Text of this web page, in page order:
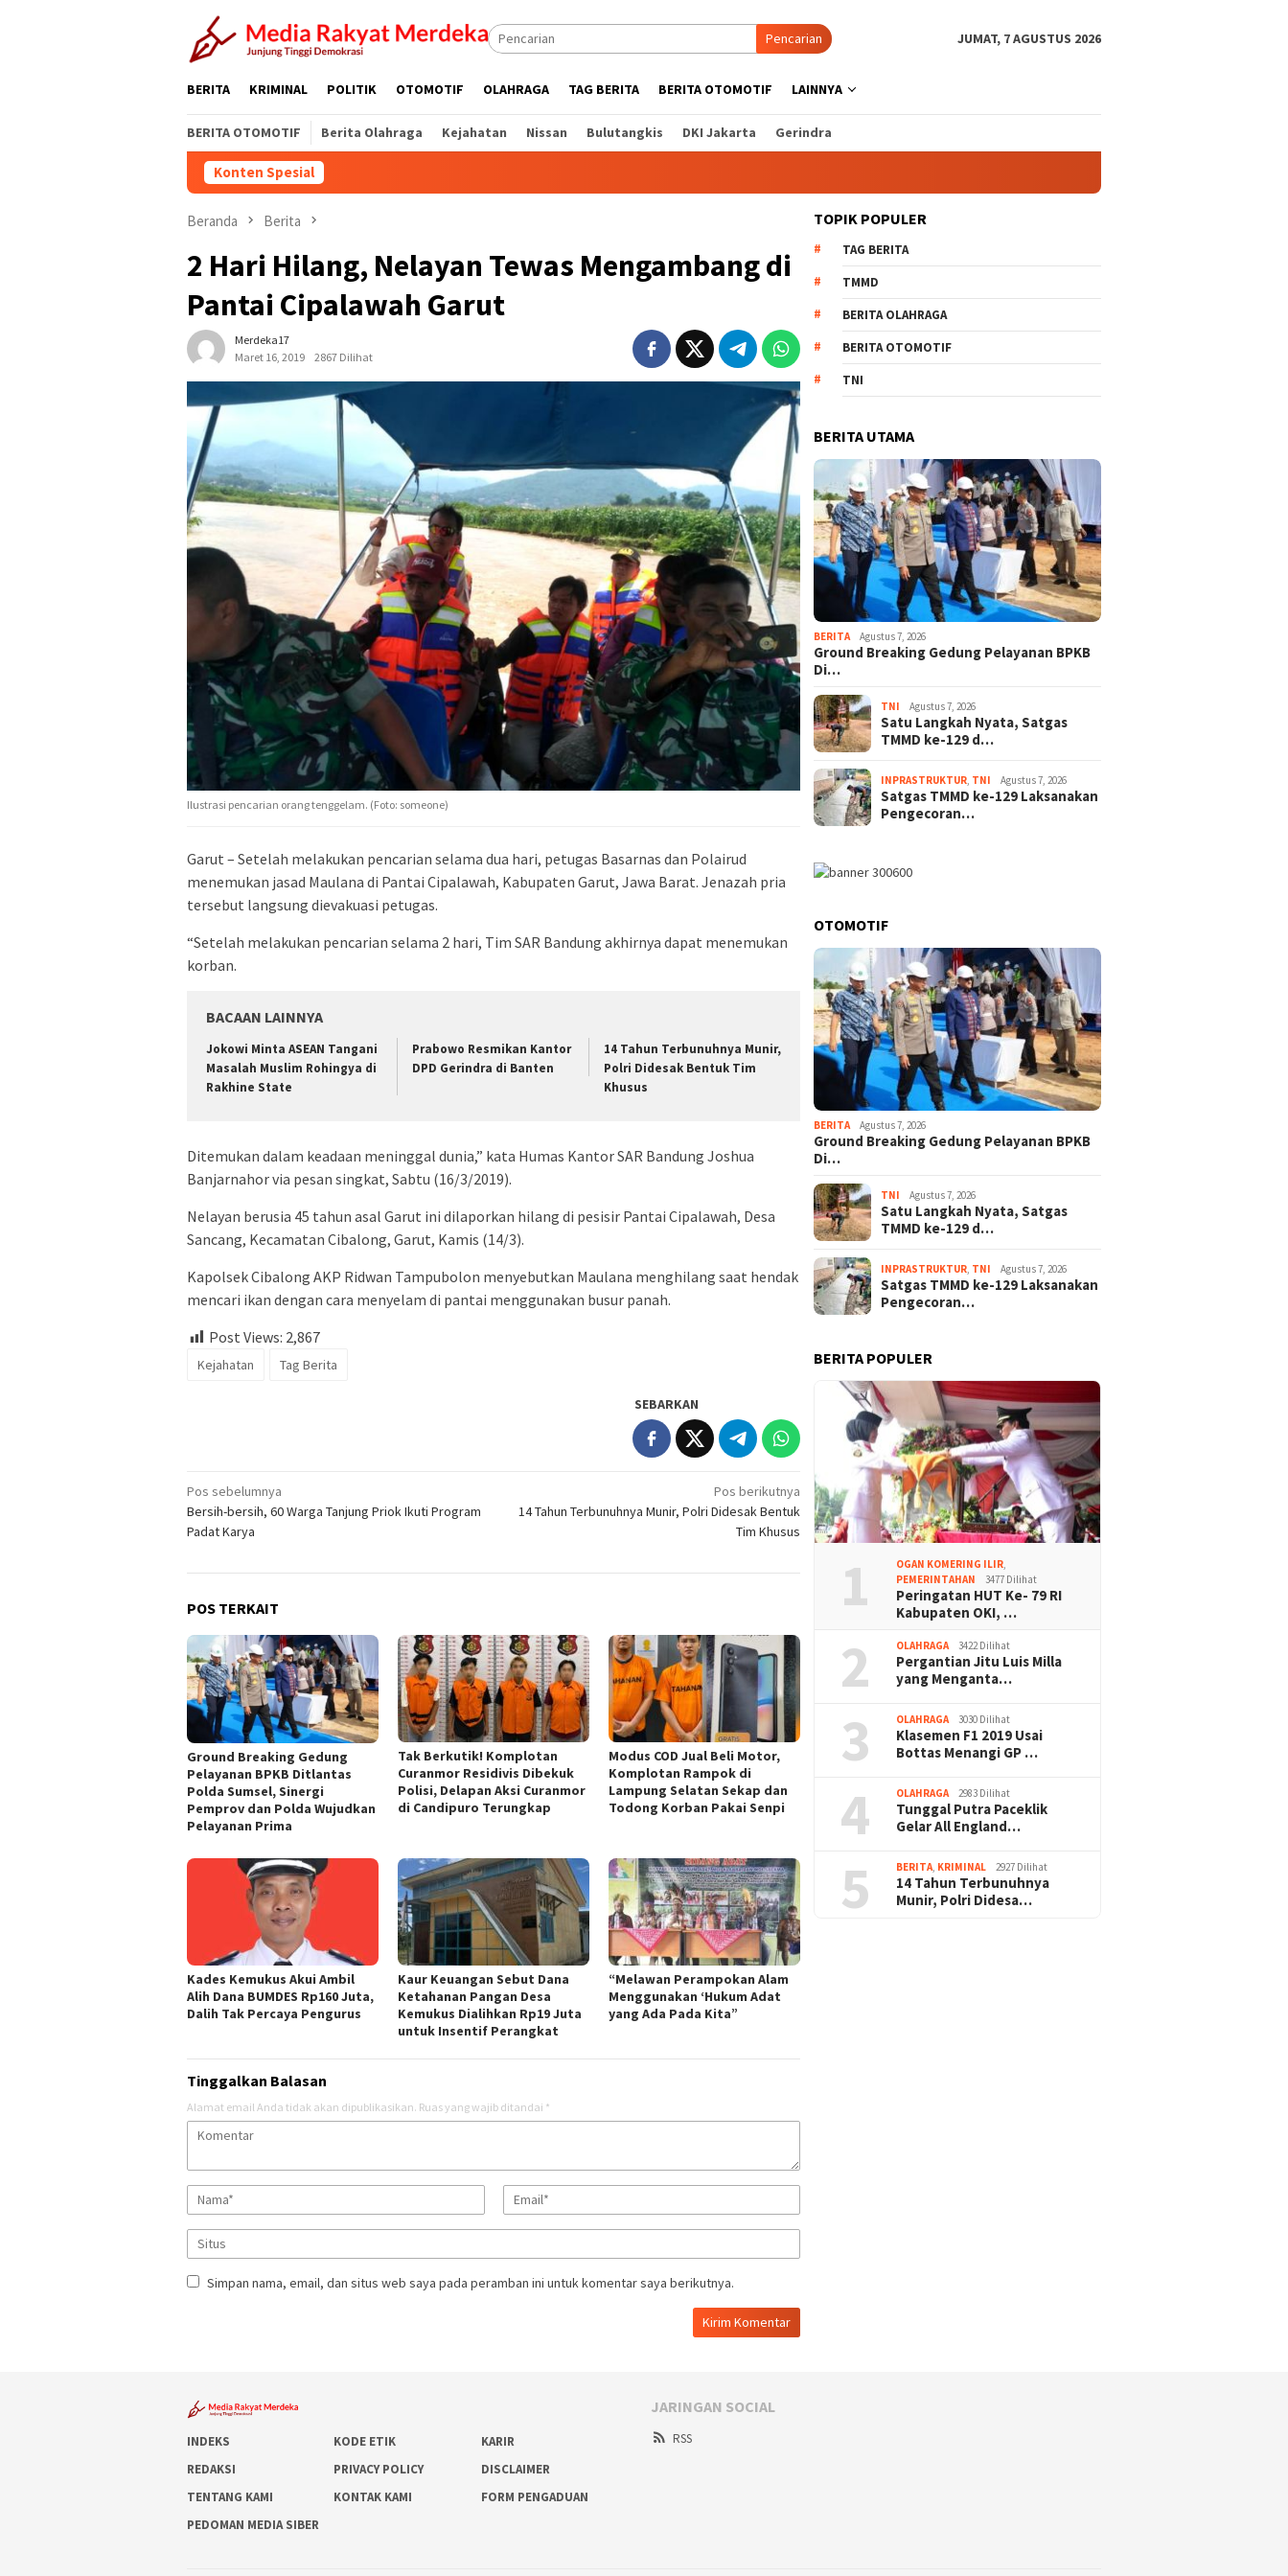
Pencarian JUMAT, 7 AGUSTUS 2026
BERITA KRIMINAL POLITIK OTOMOTIF OLAHRAGA TAG BERITA BERITA OTOMOTIF LAINNYA
BERITA OTOMOTIF Berita Olahraga Kejahatan Nissan Bulutangkis DKI Jakarta Gerindra
Konten Spesial
Beranda Berita
2 Hari Hilang, Nelayan Tewas Mengambang di
Pantai Cipalawah Garut
Merdeka17
Maret 16, 2019
2867 Dilihat
Ilustrasi pencarian orang tenggelam. (Foto: someone)
Garut – Setelah melakukan pencarian selama dua hari, petugas Basarnas dan Polairud
menemukan jasad Maulana di Pantai Cipalawah, Kabupaten Garut, Jawa Barat. Jenazah pria
tersebut langsung dievakuasi petugas.
“Setelah melakukan pencarian selama 2 hari, Tim SAR Bandung akhirnya dapat menemukan
korban.
BACAAN LAINNYA
Jokowi Minta ASEAN Tangani
Masalah Muslim Rohingya di
Rakhine State
Prabowo Resmikan Kantor
DPD Gerindra di Banten
14 Tahun Terbunuhnya Munir,
Polri Didesak Bentuk Tim
Khusus
Ditemukan dalam keadaan meninggal dunia,” kata Humas Kantor SAR Bandung Joshua
Banjarnahor via pesan singkat, Sabtu (16/3/2019).
Nelayan berusia 45 tahun asal Garut ini dilaporkan hilang di pesisir Pantai Cipalawah, Desa
Sancang, Kecamatan Cibalong, Garut, Kamis (14/3).
Kapolsek Cibalong AKP Ridwan Tampubolon menyebutkan Maulana menghilang saat hendak
mencari ikan dengan cara menyelam di pantai menggunakan busur panah.
Post Views: 2,867
Kejahatan Tag Berita
SEBARKAN
Navigasi
pos
Pos sebelumnya
Bersih-bersih, 60 Warga Tanjung Priok Ikuti Program
Padat Karya
Pos berikutnya
14 Tahun Terbunuhnya Munir, Polri Didesak Bentuk
Tim Khusus
POS TERKAIT
Ground Breaking Gedung
Pelayanan BPKB Ditlantas
Polda Sumsel, Sinergi
Pemprov dan Polda Wujudkan
Pelayanan Prima
Tak Berkutik! Komplotan
Curanmor Residivis Dibekuk
Polisi, Delapan Aksi Curanmor
di Candipuro Terungkap
Modus COD Jual Beli Motor,
Komplotan Rampok di
Lampung Selatan Sekap dan
Todong Korban Pakai Senpi
Kades Kemukus Akui Ambil
Alih Dana BUMDES Rp160 Juta,
Dalih Tak Percaya Pengurus
Kaur Keuangan Sebut Dana
Ketahanan Pangan Desa
Kemukus Dialihkan Rp19 Juta
untuk Insentif Perangkat
“Melawan Perampokan Alam
Menggunakan ‘Hukum Adat
yang Ada Pada Kita”
Tinggalkan Balasan
Alamat email Anda tidak akan dipublikasikan. Ruas yang wajib ditandai *
Simpan nama, email, dan situs web saya pada peramban ini untuk komentar saya berikutnya.
TOPIK POPULER
TAG BERITA
TMMD
BERITA OLAHRAGA
BERITA OTOMOTIF
TNI
BERITA UTAMA
BERITA Agustus 7, 2026
Ground Breaking Gedung Pelayanan BPKB
Di…
TNI Agustus 7, 2026
Satu Langkah Nyata, Satgas
TMMD ke-129 d…
INPRASTRUKTUR TNI Agustus 7, 2026
Satgas TMMD ke-129 Laksanakan
Pengecoran…
OTOMOTIF
BERITA Agustus 7, 2026
Ground Breaking Gedung Pelayanan BPKB
Di…
TNI Agustus 7, 2026
Satu Langkah Nyata, Satgas
TMMD ke-129 d…
INPRASTRUKTUR TNI Agustus 7, 2026
Satgas TMMD ke-129 Laksanakan
Pengecoran…
BERITA POPULER
1 OGAN KOMERING ILIR,
PEMERINTAHAN
3477 Dilihat
Peringatan HUT Ke- 79 RI
Kabupaten OKI, …
2 OLAHRAGA 3422 Dilihat
Pergantian Jitu Luis Milla
yang Menganta…
3 OLAHRAGA 3030 Dilihat
Klasemen F1 2019 Usai
Bottas Menangi GP …
4 OLAHRAGA 2983 Dilihat
Tunggal Putra Paceklik
Gelar All England…
5 BERITA, KRIMINAL 2927 Dilihat
14 Tahun Terbunuhnya
Munir, Polri Didesa…
INDEKS KODE ETIK
KARIR
REDAKSI
PRIVACY POLICY
DISCLAIMER
TENTANG KAMI
KONTAK KAMI
FORM PENGADUAN
PEDOMAN MEDIA SIBER
JARINGAN SOCIAL
RSS